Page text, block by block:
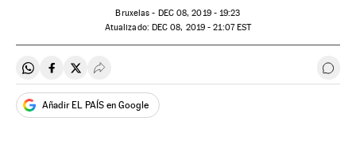
Bruxelas - DEC08, 2019 - 19:23
atualizado: DEC 08, 2019 - 21:07EST
Compartir en Whatsapp
Compartir en Facebook
Compartir en Twitter
Desplegar Redes Sociales
Añadir EL PAÍS en Google